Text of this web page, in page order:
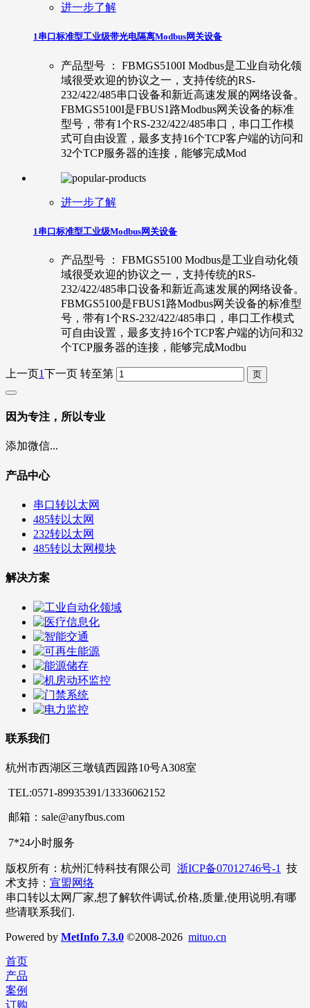
进一步了解
1串口标准型工业级带光电隔离Modbus网关设备
产品型号 ： FBMGS5100I Modbus是工业自动化领
域很受欢迎的协议之一，支持传统的RS-
232/422/485串口设备和新近高速发展的网络设备。
FBMGS5100I是FBUS1路Modbus网关设备的标准
型号，带有1个RS-232/422/485串口，串口工作模
式可自由设置，最多支持16个TCP客户端的访问和
32个TCP服务器的连接，能够完成Mod
进一步了解
1串口标准型工业级Modbus网关设备
产品型号 ： FBMGS5100 Modbus是工业自动化领
域很受欢迎的协议之一，支持传统的RS-
232/422/485串口设备和新近高速发展的网络设备。
FBMGS5100是FBUS1路Modbus网关设备的标准型
号，带有1个RS-232/422/485串口，串口工作模式
可自由设置，最多支持16个TCP客户端的访问和32
个TCP服务器的连接，能够完成Modbu
上一页1下一页 转至第
因为专注，所以专业
添加微信...
产品中心
串口转以太网
485转以太网
232转以太网
485转以太网模块
解决方案
联系我们
杭州市西湖区三墩镇西园路10号A308室
TEL:0571-89935391/13336062152
邮箱：sale@anyfbus.com
7*24小时服务
版权所有：杭州汇特科技有限公司 浙ICP备07012746号-1
技
术支持： 宣盟网络
串口转以太网厂家,想了解软件调试,价格,质量,使用说明,有哪
些请联系我们.
Powered by MetInfo 7.3.0 ©2008-2026 mituo.cn
首页
产品
案例
订购